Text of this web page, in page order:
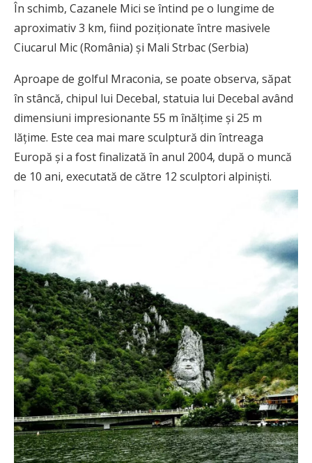
În schimb, Cazanele Mici se întind pe o lungime de
aproximativ 3 km, fiind poziționate între masivele
Ciucarul Mic (România) și Mali Strbac (Serbia)
Aproape de golful Mraconia, se poate observa, săpat
în stâncă, chipul lui Decebal, statuia lui Decebal având
dimensiuni impresionante 55 m înălțime și 25 m
lățime. Este cea mai mare sculptură din întreaga
Europă și a fost finalizată în anul 2004, după o muncă
de 10 ani, executată de către 12 sculptori alpiniști.